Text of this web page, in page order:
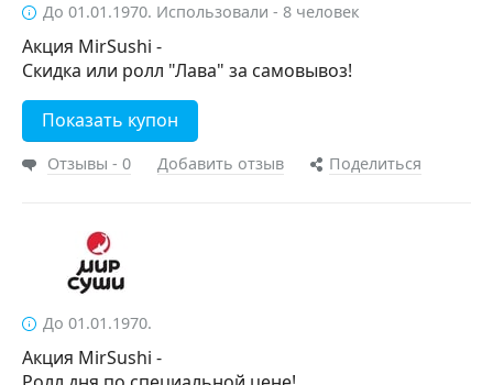
До 01.01.1970. Использовали - 8 человек
Акция MirSushi -
Скидка или ролл "Лава" за самовывоз!
Показать купон
Отзывы - 0 Добавить отзыв Поделиться
До 01.01.1970.
Акция MirSushi -